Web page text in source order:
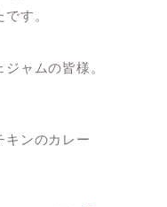
す。
ャムの皆様。
キンのカレー